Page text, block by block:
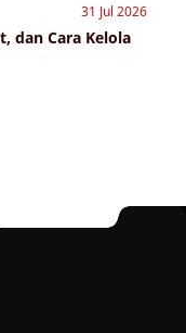
31 Jul 2026
dan Cara Kelola